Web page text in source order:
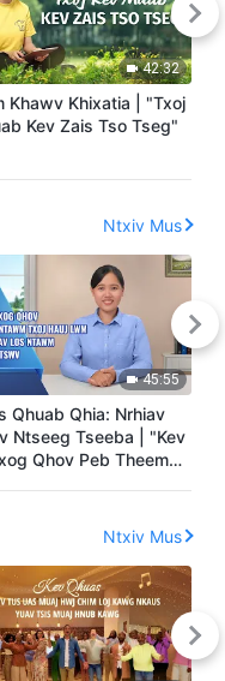
42:32
Khawv Khixatia | "Txoj
Kev Zais Tso Tseg"
Ntxiv Mus
45:55
Qhuab Qhia: Nrhiav
Ntseeg Tseeba | "Kev
Qhov Peb Theem
Ntxiv Mus